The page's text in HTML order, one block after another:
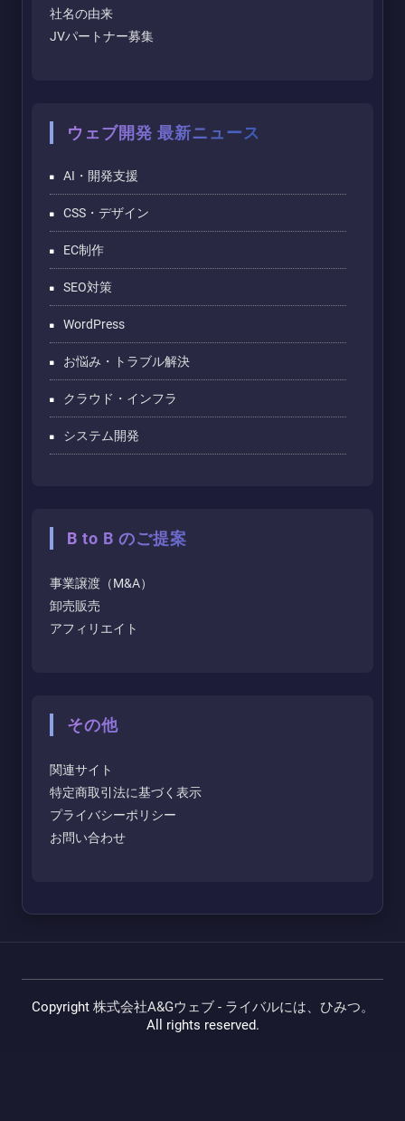
社名の由来
JVパートナー募集
ウェブ開発 最新ニュース
AI・開発支援
CSS・デザイン
EC制作
SEO対策
WordPress
お悩み・トラブル解決
クラウド・インフラ
システム開発
B to B のご提案
事業譲渡（M&A）
卸売販売
アフィリエイト
その他
関連サイト
特定商取引法に基づく表示
プライバシーポリシー
お問い合わせ
Copyright 株式会社A&Gウェブ - ライバルには、ひみつ。
All rights reserved.